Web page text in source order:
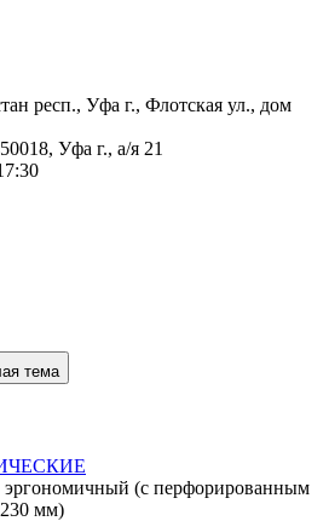
респ., Уфа г., Флотская ул., дом
Уфа г., а/я 21
тема
эргономичный (с перфорированным
мм)